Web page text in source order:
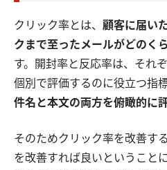
クリック率とは、 顧客に届い
クまで至ったメールがどのく
す。開封率と反応率は、それ
個別で評価するのに役立つ指
件名と本文の両方を俯瞰的に
そのためクリック率を改善す
を改善すれば良いということ